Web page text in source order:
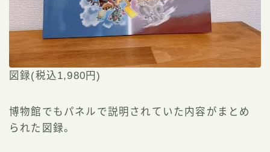
図録(税込1,980円)
博物館でもパネルで説明されていた内容がまとめ
られた図録。